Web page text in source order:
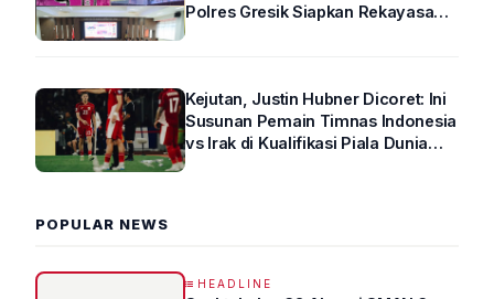
Polres Gresik Siapkan Rekayasa
Kejutan, Justin Hubner Dicoret: Ini
Susunan Pemain Timnas Indonesia
vs Irak di Kualifikasi Piala Dunia
POPULAR NEWS
HEADLINE